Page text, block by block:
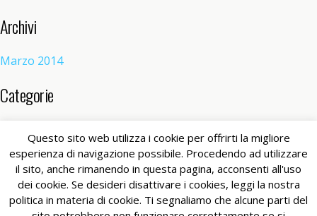
Archivi
Marzo 2014
Categorie
Torna su
Questo sito web utilizza i cookie per offrirti la migliore
esperienza di navigazione possibile. Procedendo ad utilizzare
il sito, anche rimanendo in questa pagina, acconsenti all'uso
dei cookie. Se desideri disattivare i cookies, leggi la nostra
politica in materia di cookie. Ti segnaliamo che alcune parti del